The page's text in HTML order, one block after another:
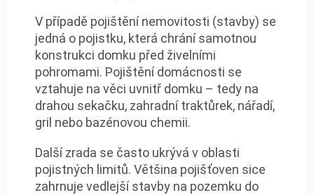
V případě pojištění nemovitosti (stavby) se
jedná o pojistku, která chrání samotnou
konstrukci domku před živelními
pohromami. Pojištění domácnosti se
vztahuje na věci uvnitř domku – tedy na
drahou sekačku, zahradní traktůrek, nářadí,
gril nebo bazénovou chemii.
Další zrada se často ukrývá v oblasti
pojistných limitů. Většina pojišťoven sice
zahrnuje vedlejší stavby na pozemku do